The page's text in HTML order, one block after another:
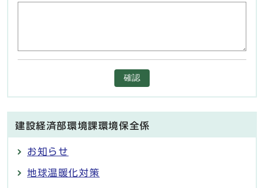
確認
建設経済部環境課環境保全係
お知らせ
地球温暖化対策